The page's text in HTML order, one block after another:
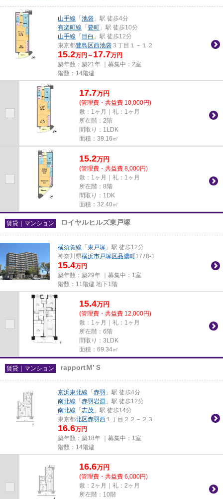
山手線 「 池袋 」駅 徒歩4分
有楽町線 「 要町 」駅 徒歩10分
山手線 「 目白 」駅 徒歩12分
東京都豊島区西池袋 ３丁目１－１２
15.2万円～ 17.7万円
築年数：築21年 ｜募集中： 2室
階数：14階建
17.7万円
(管理費・共益費 10,000円)
敷：1ヶ月｜礼：1ヶ月
所在階：2階
間取り：1LDK
面積：39.16㎡
15.2万円
(管理費・共益費 8,000円)
敷：1ヶ月｜礼：1ヶ月
所在階：8階
間取り：1DK
面積：32.40㎡
賃貸｜マンション ロイヤルヒルズ東戸塚
横須賀線 「 東戸塚 」駅 徒歩12分
神奈川県横浜市戸塚区品濃町1778-1
15.4万円
築年数：築29年 ｜募集中： 1室
階数：11階建 地下1階
15.4万円
(管理費・共益費 12,000円)
敷：1ヶ月｜礼：1ヶ月
所在階：6階
間取り：3LDK
面積：69.34㎡
賃貸｜マンション rapportＭ’Ｓ
京浜東北線 「 赤羽 」駅 徒歩4分
南北線 「 赤羽岩淵 」駅 徒歩12分
南北線 「 志茂 」駅 徒歩14分
東京都北区赤羽西 １丁目２２－２３
16.6万円
築年数：築18年 ｜募集中： 1室
階数：14階建
16.6万円
(管理費・共益費 6,000円)
敷：2ヶ月｜礼：2ヶ月
所在階：10階